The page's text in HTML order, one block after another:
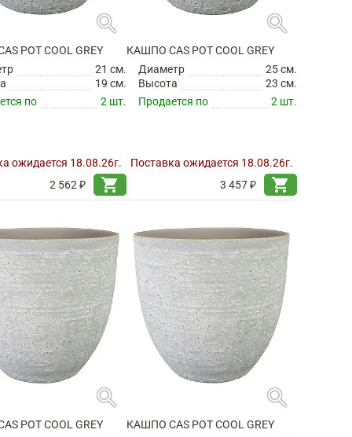
search
POT COOL GREY
21 см.
19 см.
по
2 шт.
ожидается 18.08.26г.
2 562 ₽
shopping_cart
search
КАШПО CAS POT COOL GREY
Диаметр
25 см.
Высота
23 см.
Продается по
2 шт.
Поставка ожидается 18.08.26г.
3 457 ₽
shopping_cart
search
POT COOL GREY
search
КАШПО CAS POT COOL GREY